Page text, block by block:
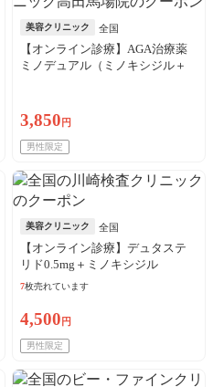
美容クリニック 全国
【オンライン診療】AGA治療薬
ミノデュアル（ミノキシジル＋
3,850 円
男性限定
美容クリニック 全国
【オンライン診療】デュタステ
リド0.5mg＋ミノキシジル
5mg（1か月分）※診察料・送料
7枚売れています
4,500 円
男性限定